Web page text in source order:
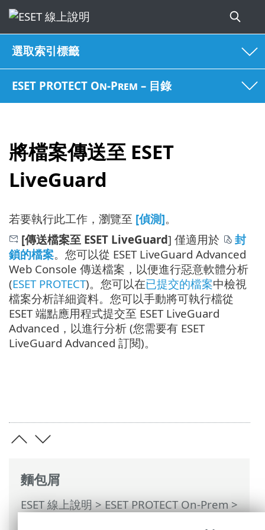
選取索引標籤
ESET PROTECT On-Prem – 目錄
將檔案傳送至 ESET
LiveGuard
麵包屑
ESET 線上說明>ESET PROTECT On-Prem>
若要執行此工作，瀏覽至 [偵測]。
[傳送檔案至 ESET LiveGuard] 僅適用於
封
鎖的檔案。您可以從 ESET LiveGuard Advanced
Web Console 傳送檔案，以便進行惡意軟體分析
(ESET PROTECT)。您可以在已提交的檔案中檢視
檔案分析詳細資料。您可以手動將可執行檔從
ESET 端點應用程式提交至 ESET LiveGuard
Advanced，以進行分析 (您需要有 ESET
LiveGuard Advanced 訂閱)。